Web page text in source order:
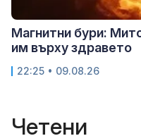
Магнитни бури:
им върху здравето
22:25 • 09.08.26
Четени